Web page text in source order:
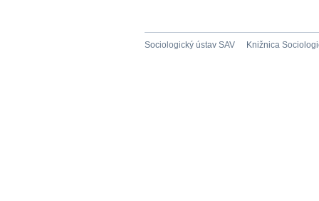
Sociologický ústav SAV Knižnica